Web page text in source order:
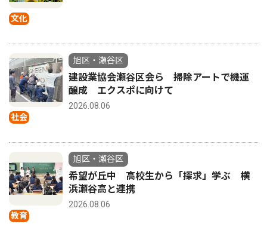
文化
社会
旭区・瀬谷区
建設業協会瀬谷区会ら 掃除アートで機運
醸成 エクスポに向けて
2026.08.06
教育
旭区・瀬谷区
希望が丘中 高校生から「探求」学ぶ 横
浜瀬谷高と連携
2026.08.06